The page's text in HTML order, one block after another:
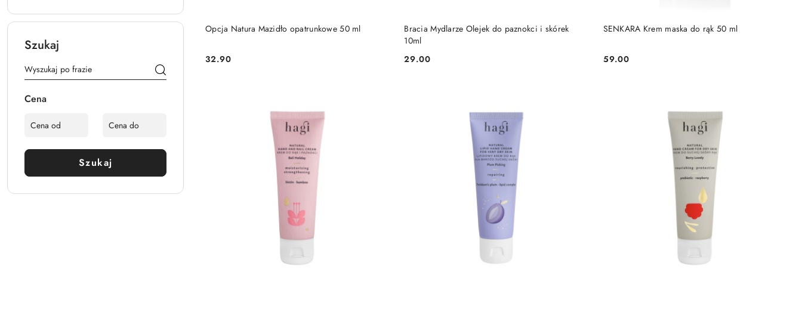
Szukaj
Cena
Szukaj
Opcja Natura Mazidło opatrunkowe 50 ml
Cena:
32.90
DO KOSZYKA
Bracia Mydlarze Olejek do paznokci i skórek
10ml
Cena:
29.00
DO KOSZYKA SENKARA Krem maska do rąk 50 ml
Cena:
59.00
DO KOSZYKA